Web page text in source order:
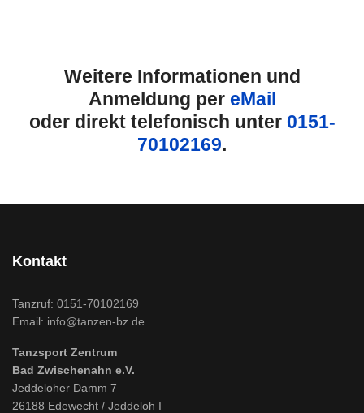
Weitere Informationen und
Anmeldung per eMail
oder direkt telefonisch unter 0151-
70102169.
Kontakt
Tanzruf: 0151-70102169
Email: info@tanzen-bz.de
Tanzsport Zentrum
Bad Zwischenahn e.V.
Jeddeloher Damm 7
26188 Edewecht / Jeddeloh I